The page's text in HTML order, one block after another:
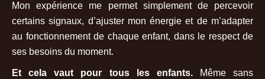
Mon expérience me permet simplement de percevoir
certains signaux, d’ajuster mon énergie et de m’adapter
au fonctionnement de chaque enfant, dans le respect de
ses besoins du moment.
Et cela vaut pour tous les enfants.Même sans